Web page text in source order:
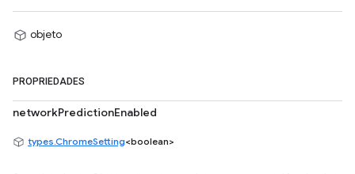
objeto
PROPRIEDADES
networkPredictionEnabled
types.ChromeSetting<boolean>